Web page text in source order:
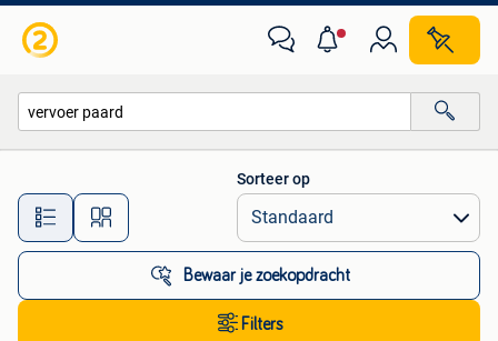
Alle afstanden…
Sorteer op
Bewaar je zoekopdracht
Filters